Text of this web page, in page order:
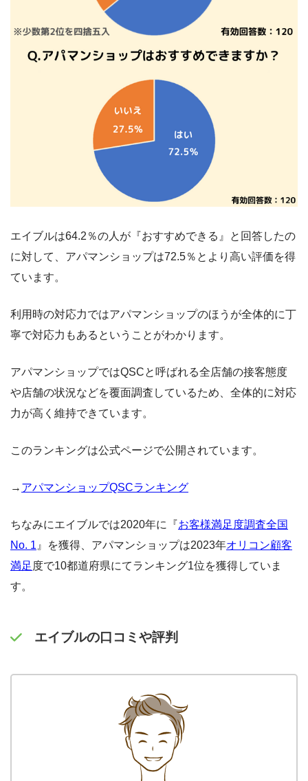
エイブルは64.2％の人が『おすすめできる』と回答したの
に対して、アパマンショップは72.5％とより高い評価を得
ています。
利用時の対応力ではアパマンショップのほうが全体的に丁
寧で対応力もあるということがわかります。
アパマンショップではQSCと呼ばれる全店舗の接客態度
や店舗の状況などを覆面調査しているため、全体的に対応
力が高く維持できています。
このランキングは公式ページで公開されています。
→ アパマンショップQSCランキング
ちなみにエイブルでは2020年に『お客様満足度調査全国
No. 1 』を獲得、アパマンショップは2023年オリコン顧客
満足 度で10都道府県にてランキング1位を獲得していま
す。
エイブルの口コミや評判